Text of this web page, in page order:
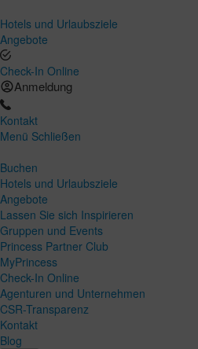
Hotels und Urlaubsziele
Angebote
Check-In Online
Anmeldung
Kontakt
Menü Schließen
Buchen
Hotels und Urlaubsziele
Angebote
Lassen Sie sich Inspirieren
Gruppen und Events
Princess Partner Club
MyPrincess
Check-In Online
Agenturen und Unternehmen
CSR-Transparenz
Kontakt
Blog